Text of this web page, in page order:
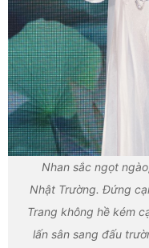
Nhan sắc ngọt
Nhật Trường. Đứng
Trang không hề kém
lấn sân sang đấu